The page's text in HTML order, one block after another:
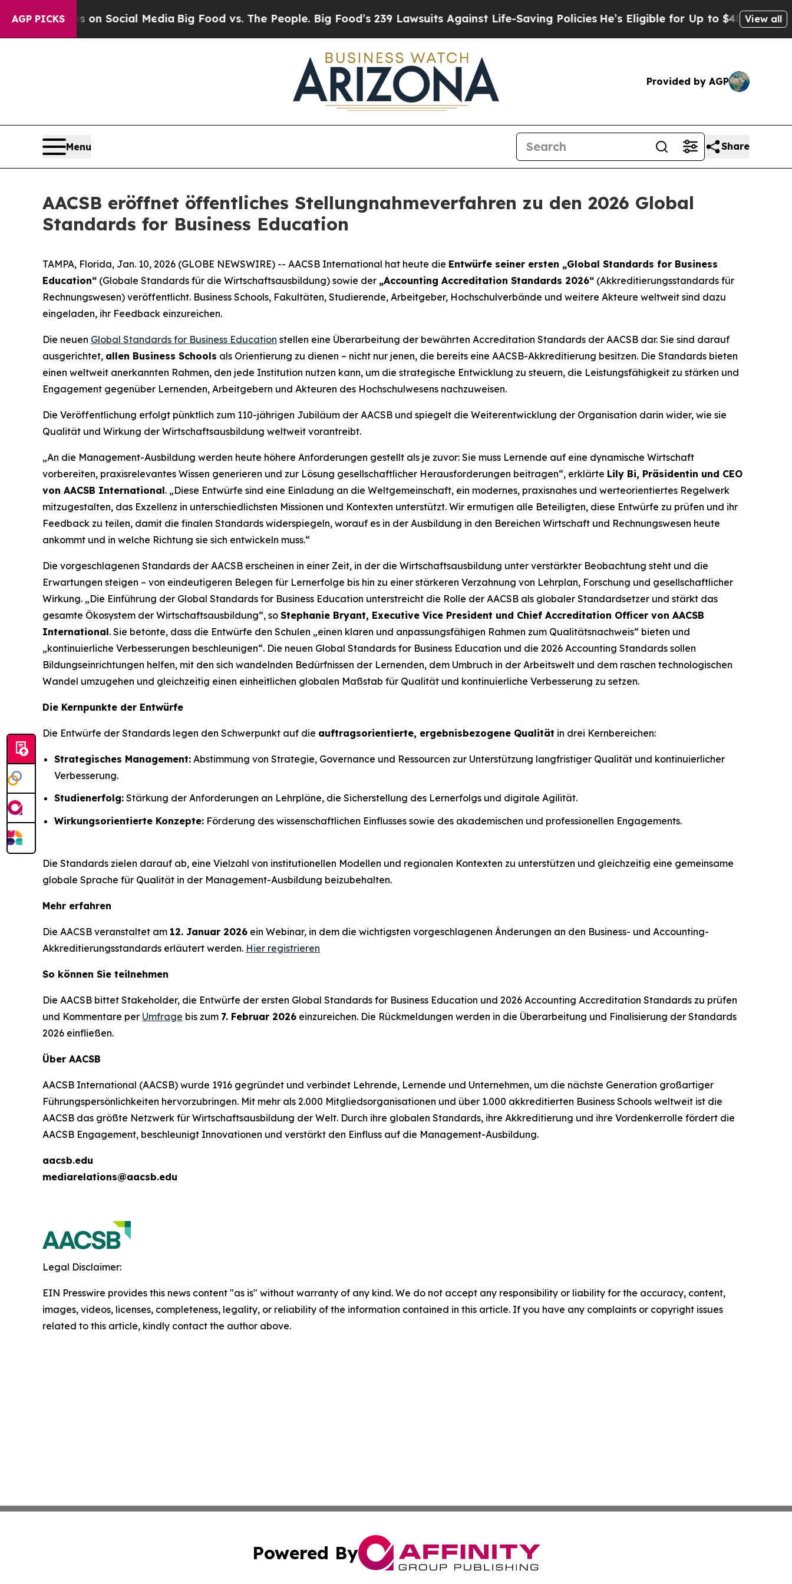
AGP PICKSon Social MediaBig Food vs. The People. Big Food’s 239 Lawsuits Against Life-Saving Policies He’s Eligible for Up to $480,000 AfterView all
Provided by AGP
Menu Share
AACSB eröffnet öffentliches Stellungnahmeverfahren zu den 2026 Global
Standards for Business Education
TAMPA, Florida, Jan. 10, 2026 (GLOBE NEWSWIRE) -- AACSB International hat heute die Entwürfe seiner ersten „Global Standards for Business
Education“ (Globale Standards für die Wirtschaftsausbildung) sowie der „Accounting Accreditation Standards 2026“ (Akkreditierungsstandards für
Rechnungswesen) veröffentlicht. Business Schools, Fakultäten, Studierende, Arbeitgeber, Hochschulverbände und weitere Akteure weltweit sind dazu
eingeladen, ihr Feedback einzureichen.
Die neuen Global Standards for Business Education stellen eine Überarbeitung der bewährten Accreditation Standards der AACSB dar. Sie sind darauf
ausgerichtet, allen Business Schools als Orientierung zu dienen – nicht nur jenen, die bereits eine AACSB-Akkreditierung besitzen. Die Standards bieten
einen weltweit anerkannten Rahmen, den jede Institution nutzen kann, um die strategische Entwicklung zu steuern, die Leistungsfähigkeit zu stärken und
Engagement gegenüber Lernenden, Arbeitgebern und Akteuren des Hochschulwesens nachzuweisen.
Die Veröffentlichung erfolgt pünktlich zum 110-jährigen Jubiläum der AACSB und spiegelt die Weiterentwicklung der Organisation darin wider, wie sie
Qualität und Wirkung der Wirtschaftsausbildung weltweit vorantreibt.
„An die Management-Ausbildung werden heute höhere Anforderungen gestellt als je zuvor: Sie muss Lernende auf eine dynamische Wirtschaft
vorbereiten, praxisrelevantes Wissen generieren und zur Lösung gesellschaftlicher Herausforderungen beitragen“, erklärte Lily Bi, Präsidentin und CEO
von AACSB International. „Diese Entwürfe sind eine Einladung an die Weltgemeinschaft, ein modernes, praxisnahes und werteorientiertes Regelwerk
mitzugestalten, das Exzellenz in unterschiedlichsten Missionen und Kontexten unterstützt. Wir ermutigen alle Beteiligten, diese Entwürfe zu prüfen und ihr
Feedback zu teilen, damit die finalen Standards widerspiegeln, worauf es in der Ausbildung in den Bereichen Wirtschaft und Rechnungswesen heute
ankommt und in welche Richtung sie sich entwickeln muss.“
Die vorgeschlagenen Standards der AACSB erscheinen in einer Zeit, in der die Wirtschaftsausbildung unter verstärkter Beobachtung steht und die
Erwartungen steigen – von eindeutigeren Belegen für Lernerfolge bis hin zu einer stärkeren Verzahnung von Lehrplan, Forschung und gesellschaftlicher
Wirkung. „Die Einführung der Global Standards for Business Education unterstreicht die Rolle der AACSB als globaler Standardsetzer und stärkt das
gesamte Ökosystem der Wirtschaftsausbildung“, so Stephanie Bryant, Executive Vice President und Chief Accreditation Officer von AACSB
International. Sie betonte, dass die Entwürfe den Schulen „einen klaren und anpassungsfähigen Rahmen zum Qualitätsnachweis“ bieten und
„kontinuierliche Verbesserungen beschleunigen“. Die neuen Global Standards for Business Education und die 2026 Accounting Standards sollen
Bildungseinrichtungen helfen, mit den sich wandelnden Bedürfnissen der Lernenden, dem Umbruch in der Arbeitswelt und dem raschen technologischen
Wandel umzugehen und gleichzeitig einen einheitlichen globalen Maßstab für Qualität und kontinuierliche Verbesserung zu setzen.
Die Kernpunkte der Entwürfe
Die Entwürfe der Standards legen den Schwerpunkt auf die auftragsorientierte, ergebnisbezogene Qualität in drei Kernbereichen:
Strategisches Management: Abstimmung von Strategie, Governance und Ressourcen zur Unterstützung langfristiger Qualität und kontinuierlicher
Verbesserung.
Studienerfolg: Stärkung der Anforderungen an Lehrpläne, die Sicherstellung des Lernerfolgs und digitale Agilität.
Wirkungsorientierte Konzepte: Förderung des wissenschaftlichen Einflusses sowie des akademischen und professionellen Engagements.
Die Standards zielen darauf ab, eine Vielzahl von institutionellen Modellen und regionalen Kontexten zu unterstützen und gleichzeitig eine gemeinsame
globale Sprache für Qualität in der Management-Ausbildung beizubehalten.
Mehr erfahren
Die AACSB veranstaltet am 12. Januar 2026 ein Webinar, in dem die wichtigsten vorgeschlagenen Änderungen an den Business- und Accounting-
Akkreditierungsstandards erläutert werden. Hier registrieren
So können Sie teilnehmen
Die AACSB bittet Stakeholder, die Entwürfe der ersten Global Standards for Business Education und 2026 Accounting Accreditation Standards zu prüfen
und Kommentare per Umfrage bis zum 7. Februar 2026 einzureichen. Die Rückmeldungen werden in die Überarbeitung und Finalisierung der Standards
2026 einfließen.
Über AACSB
AACSB International (AACSB) wurde 1916 gegründet und verbindet Lehrende, Lernende und Unternehmen, um die nächste Generation großartiger
Führungspersönlichkeiten hervorzubringen. Mit mehr als 2.000 Mitgliedsorganisationen und über 1.000 akkreditierten Business Schools weltweit ist die
AACSB das größte Netzwerk für Wirtschaftsausbildung der Welt. Durch ihre globalen Standards, ihre Akkreditierung und ihre Vordenkerrolle fördert die
AACSB Engagement, beschleunigt Innovationen und verstärkt den Einfluss auf die Management-Ausbildung.
aacsb.edu
mediarelations@aacsb.edu
Legal Disclaimer:
EIN Presswire provides this news content "as is" without warranty of any kind. We do not accept any responsibility or liability for the accuracy, content,
images, videos, licenses, completeness, legality, or reliability of the information contained in this article. If you have any complaints or copyright issues
related to this article, kindly contact the author above.
Powered By